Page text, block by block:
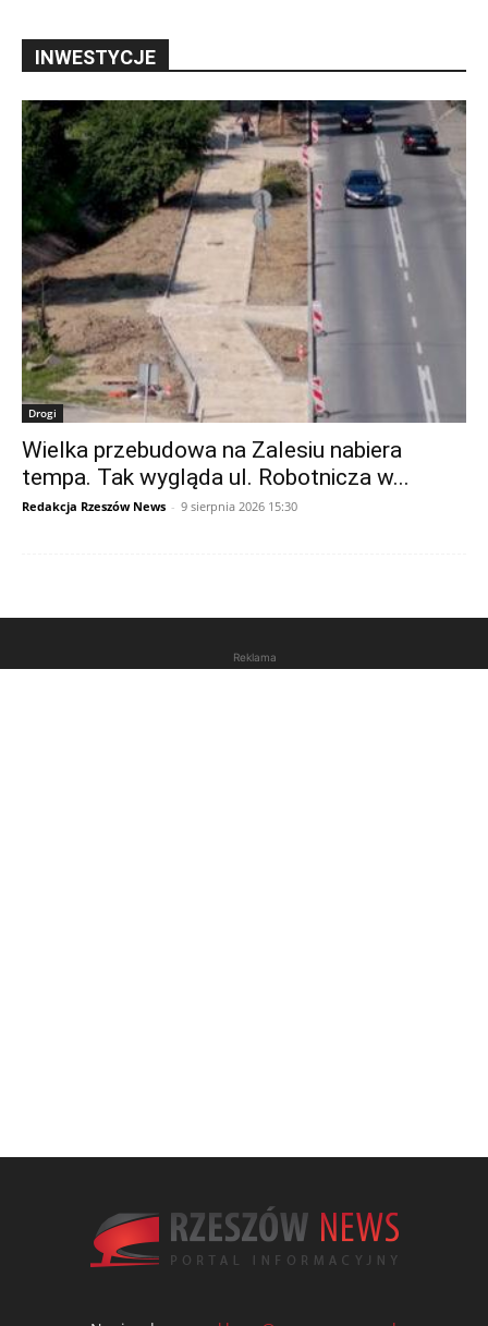
INWESTYCJE
Drogi
Wielka przebudowa na Zalesiu nabiera
tempa. Tak wygląda ul. Robotnicza w...
Redakcja Rzeszów News - 9 sierpnia 2026 15:30
Reklama